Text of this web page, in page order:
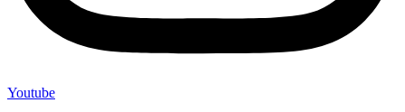
Youtube